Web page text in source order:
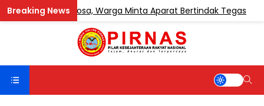
Teluk Sentosa, Warga Minta Aparat Bertindak Tegas